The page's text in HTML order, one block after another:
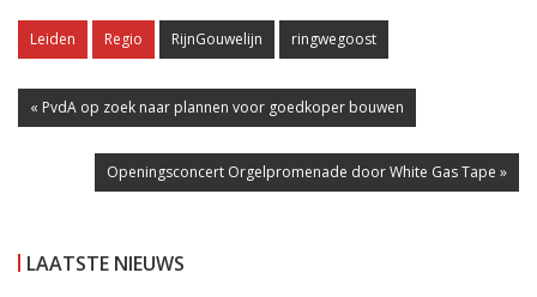
Leiden Regio RijnGouwelijn ringwegoost
« PvdA op zoek naar plannen voor goedkoper bouwen
Openingsconcert Orgelpromenade door White Gas Tape »
LAATSTE NIEUWS